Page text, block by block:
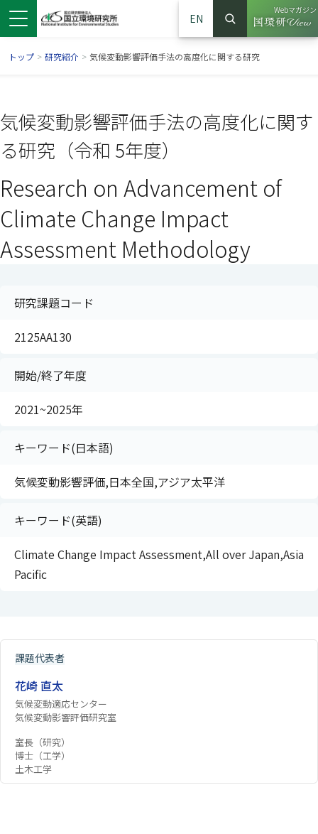
ドウで開きます）
ンドウで開きます）
ウインドウで開きます）
EN
サイト内検索
検索
Webマガジン
（別ウイ
トップ > 研究紹介 > 気候変動影響評価手法の高度化に関する研究
気候変動影響評価手法の高度化に関す
る研究（令和 5年度）
Research on Advancement of
Climate Change Impact
Assessment Methodology
研究課題コード
2125AA130
開始/終了年度
2021~2025年
キーワード(日本語)
気候変動影響評価,日本全国,アジア太平洋
キーワード(英語)
Climate Change Impact Assessment,All over Japan,Asia
Pacific
課題代表者
花崎 直太
気候変動適応センター
気候変動影響評価研究室
室長（研究）
博士（工学）
土木工学